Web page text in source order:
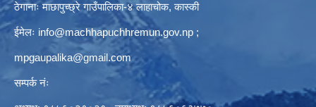
ठेगानाः माछापुच्छ्रे गाउँपालिका-४ लाहाचोक, कास्की
ईमेलः info@machhapuchhremun.gov.np ;
mpgaupalika@gmail.com
सम्पर्क नंः